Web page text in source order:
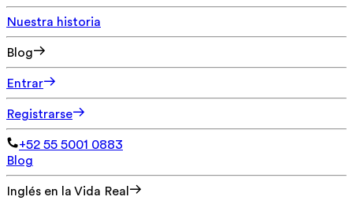
Nuestra historia
Blog
Entrar
Registrarse
+52 55 5001 0883
Blog
Inglés en la Vida Real